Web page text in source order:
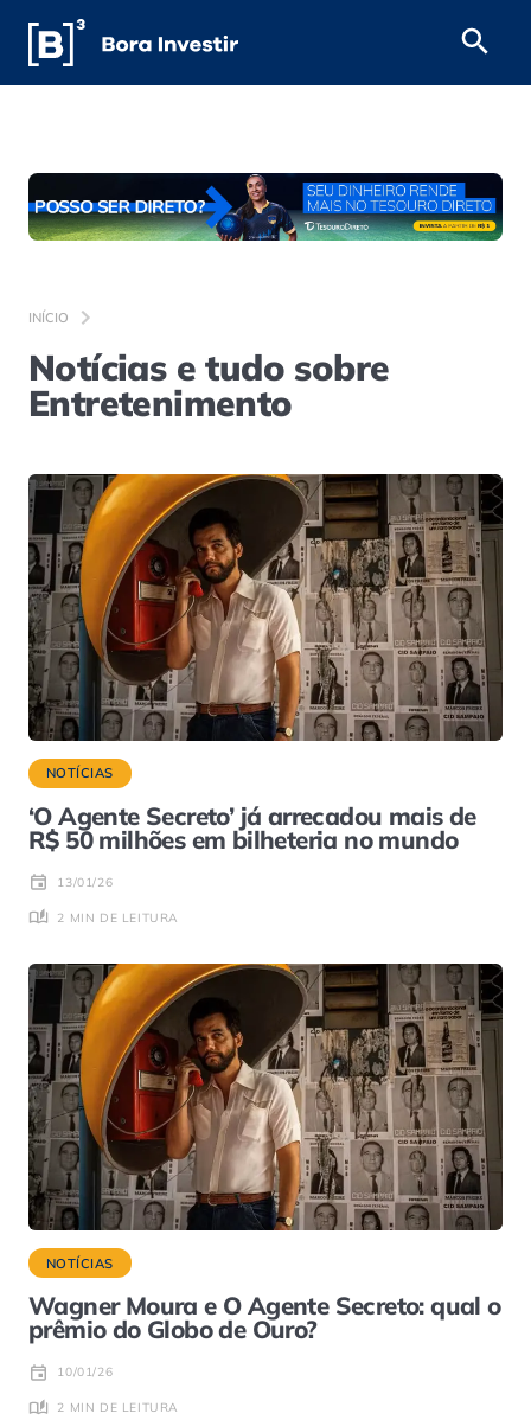
INÍCIO
Notícias e tudo sobre
Entretenimento
NOTÍCIAS
‘O Agente Secreto’ já arrecadou mais de
R$ 50 milhões em bilheteria no mundo
13/01/26
2 MIN DE LEITURA
NOTÍCIAS
Wagner Moura e O Agente Secreto: qual o
prêmio do Globo de Ouro?
10/01/26
2 MIN DE LEITURA